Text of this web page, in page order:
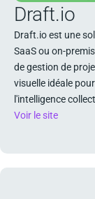
Draft.io
Draft.io est une
SaaS ou on-
de gestion de
visuelle idéale
l'intelligence
Voir le site